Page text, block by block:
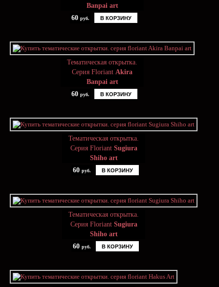
Banpai art
60 руб. В КОРЗИНУ
Тематическая открытка.
Серия Floriant Akira
Banpai art
60 руб. В КОРЗИНУ
Тематическая открытка.
Серия Floriant Sugiura
Shiho art
60 руб. В КОРЗИНУ
Тематическая открытка.
Серия Floriant Sugiura
Shiho art
60 руб. В КОРЗИНУ